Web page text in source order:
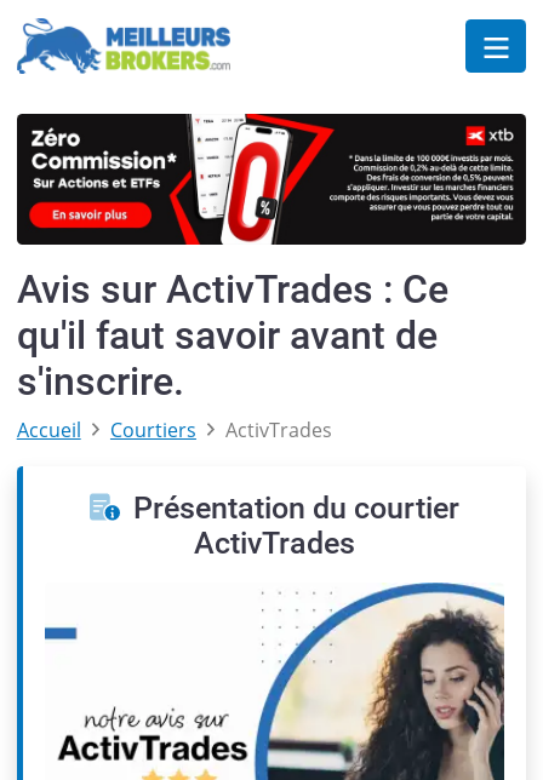
Avis sur ActivTrades : Ce
qu'il faut savoir avant de
s'inscrire.
Accueil Courtiers ActivTrades
Présentation du courtier
ActivTrades